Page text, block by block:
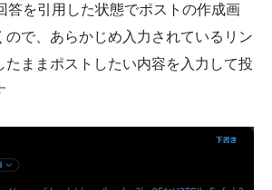
答を引用した状態でポストの作成画
ので、あらかじめ入力されているリン
たままポストしたい内容を入力して投